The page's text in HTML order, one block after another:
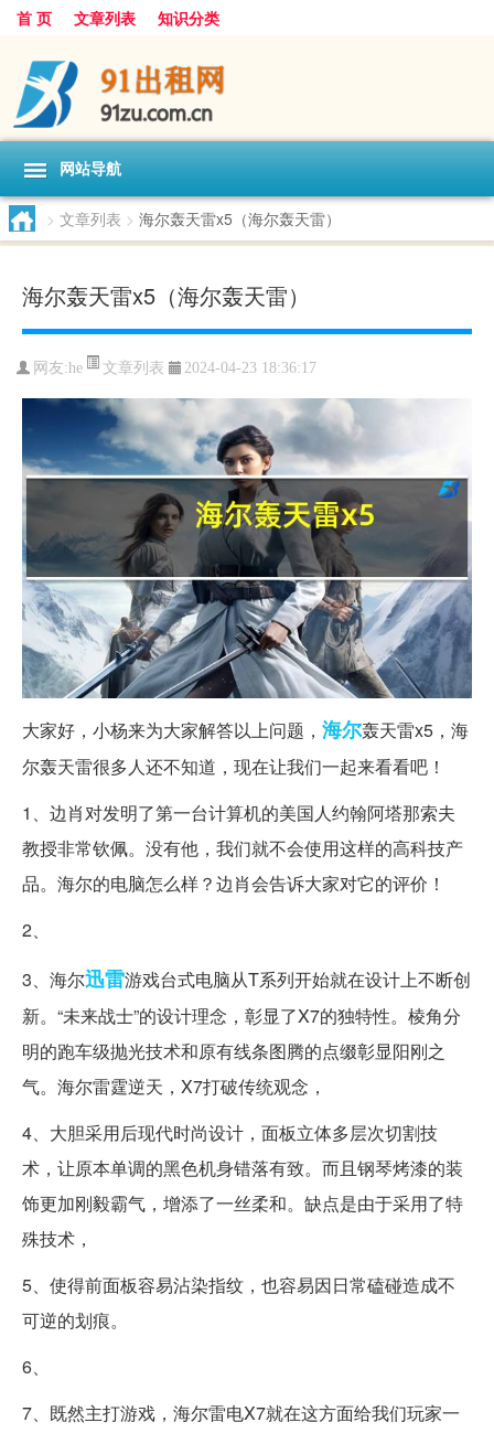
首 页 文章列表 知识分类
网站导航
> 文章列表 > 海尔轰天雷x5（海尔轰天雷）
海尔轰天雷x5（海尔轰天雷）
网友:he 文章列表 2024-04-23 18:36:17
大家好，小杨来为大家解答以上问题， 海尔轰天雷x5，海
尔轰天雷很多人还不知道，现在让我们一起来看看吧！
1、边肖对发明了第一台计算机的美国人约翰阿塔那索夫
教授非常钦佩。没有他，我们就不会使用这样的高科技产
品。海尔的电脑怎么样？边肖会告诉大家对它的评价！
2、
3、海尔迅雷游戏台式电脑从T系列开始就在设计上不断创
新。“未来战士”的设计理念，彰显了X7的独特性。棱角分
明的跑车级抛光技术和原有线条图腾的点缀彰显阳刚之
气。海尔雷霆逆天，X7打破传统观念，
4、大胆采用后现代时尚设计，面板立体多层次切割技
术，让原本单调的黑色机身错落有致。而且钢琴烤漆的装
饰更加刚毅霸气，增添了一丝柔和。缺点是由于采用了特
殊技术，
5、使得前面板容易沾染指纹，也容易因日常磕碰造成不
可逆的划痕。
6、
7、既然主打游戏，海尔雷电X7就在这方面给我们玩家一